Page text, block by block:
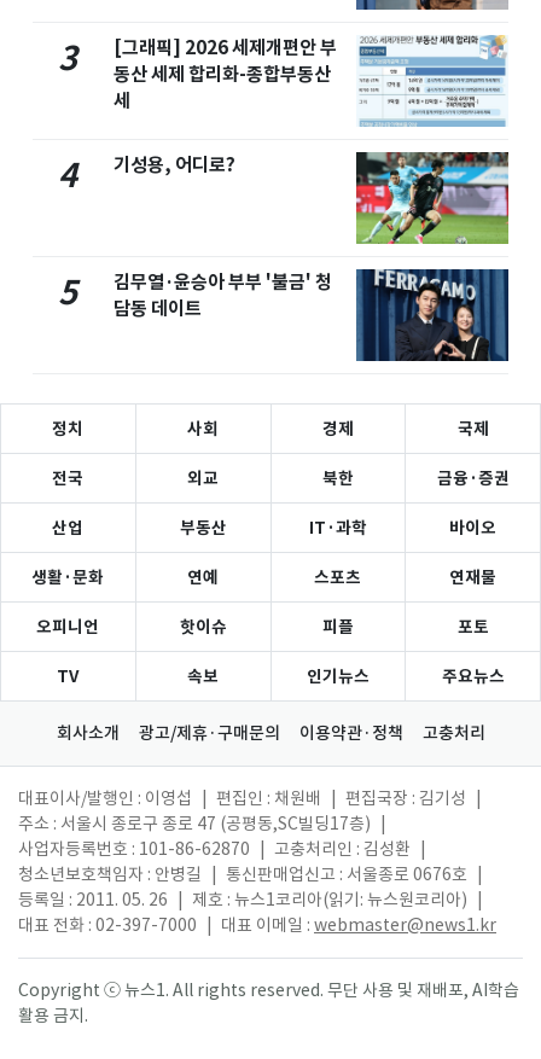
3
[그래픽] 2026 세제개편안 부
동산 세제 합리화-종합부동산
세
4 기성용, 어디로?
5
김무열·윤승아 부부 '불금' 청
담동 데이트
정치 사회 경제 국제
전국 외교 북한 금융·증권
산업 부동산 IT·과학 바이오
생활·문화 연예 스포츠 연재물
오피니언 핫이슈 피플 포토
TV 속보 인기뉴스 주요뉴스
회사소개 광고/제휴·구매문의 이용약관·정책 고충처리
대표이사/발행인 : 이영섭 편집인 : 채원배 편집국장 : 김기성
주소 : 서울시 종로구 종로 47 (공평동,SC빌딩17층)
사업자등록번호 : 101-86-62870
고충처리인 : 김성환
청소년보호책임자 : 안병길
통신판매업신고 : 서울종로 0676호
등록일 : 2011. 05. 26
제호 : 뉴스1코리아(읽기: 뉴스원코리아)
대표 전화 : 02-397-7000
대표 이메일 : webmaster@news1.kr
Copyright ⓒ 뉴스1. All rights reserved. 무단 사용 및 재배포, AI학습
활용 금지.